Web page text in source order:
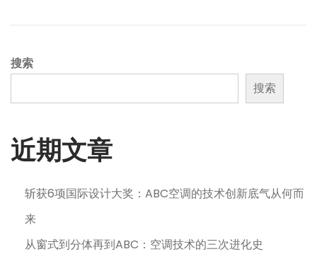
日
搜索
搜索
近期文章
斩获6项国际设计大奖：ABC空调的技术创新底气从何而
来
从窗式到分体再到ABC：空调技术的三次进化史